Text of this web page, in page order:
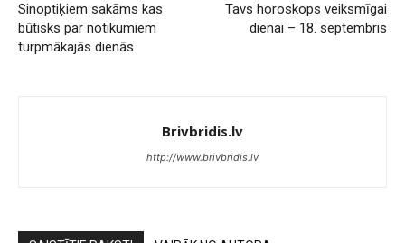
Sinoptiķiem sakāms kas
būtisks par notikumiem
turpmākajās dienās
Tavs horoskops veiksmīgai
dienai – 18. septembris
Brivbridis.lv
http://www.brivbridis.lv